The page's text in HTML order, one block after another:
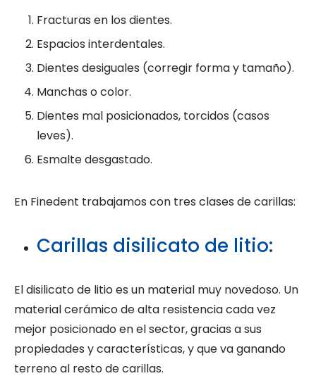
Fracturas en los dientes.
Espacios interdentales.
Dientes desiguales (corregir forma y tamaño).
Manchas o color.
Dientes mal posicionados, torcidos (casos
leves).
Esmalte desgastado.
En Finedent trabajamos con tres clases de carillas:
Carillas disilicato de litio:
El disilicato de litio es un material muy novedoso. Un
material cerámico de alta resistencia cada vez
mejor posicionado en el sector, gracias a sus
propiedades y características, y que va ganando
terreno al resto de carillas.